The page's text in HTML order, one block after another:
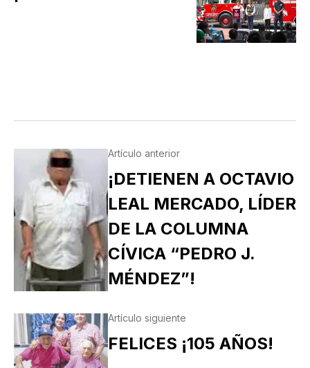
Artículo anterior
¡DETIENEN A OCTAVIO
LEAL MERCADO, LÍDER
DE LA COLUMNA
CÍVICA “PEDRO J.
MÉNDEZ”!
Artículo siguiente
FELICES ¡105 AÑOS!